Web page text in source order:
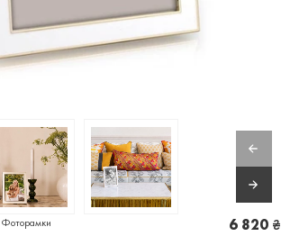
Фоторамки 6 820 ₴